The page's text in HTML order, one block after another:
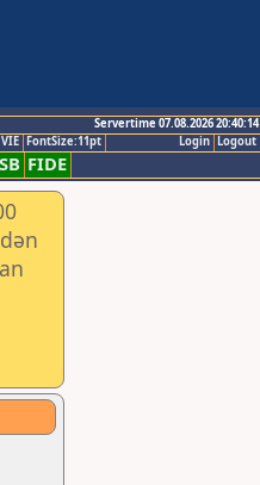
Servertime 07.08.2026 20:40:14
Logout
Login
VIE FontSize:11pt
FIDE